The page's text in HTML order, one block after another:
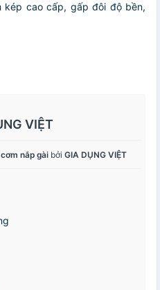
kép cao cấp, gấp đôi độ bền,
VIỆT
nắp gài bởi GIA DỤNG VIỆT